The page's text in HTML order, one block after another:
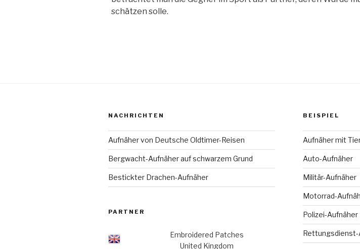
schätzen solle.
NACHRICHTEN
Aufnäher von Deutsche Oldtimer-Reisen
Bergwacht-Aufnäher auf schwarzem Grund
Bestickter Drachen-Aufnäher
PARTNER
Embroidered Patches
United Kingdom
BEISPIEL
Aufnäher mit
Auto-Aufnäher
Militär-Aufnäher
Motorrad-
Polizei-Aufnäher
Rettungsdienst-